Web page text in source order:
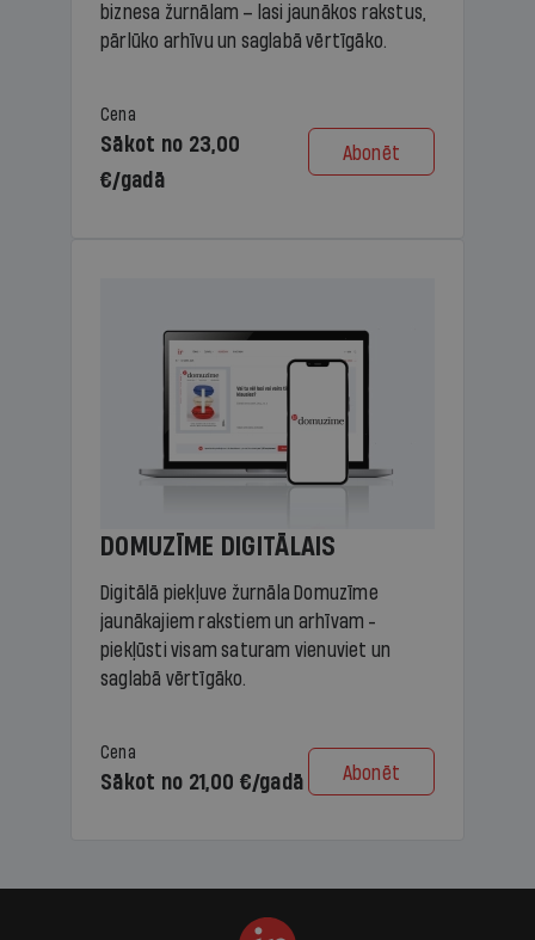
biznesa žurnālam – lasi jaunākos rakstus,
pārlūko arhīvu un saglabā vērtīgāko.
Cena
Sākot no 23,00
€/gadā
Abonēt
DOMUZĪME DIGITĀLAIS
Digitālā piekļuve žurnāla Domuzīme
jaunākajiem rakstiem un arhīvam -
piekļūsti visam saturam vienuviet un
saglabā vērtīgāko.
Cena
Sākot no 21,00 €/gadā Abonēt